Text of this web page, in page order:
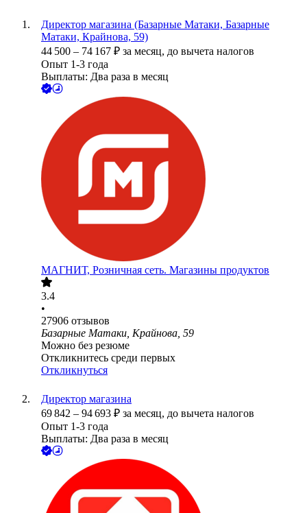
Директор магазина (Базарные Матаки, Базарные
Матаки, Крайнова, 59)
44 500 – 74 167 ₽ за месяц, до вычета налогов
Опыт 1-3 года
Выплаты: Два раза в месяц
МАГНИТ, Розничная сеть. Магазины продуктов
3.4
•
27906 отзывов
Базарные Матаки, Крайнова, 59
Можно без резюме
Откликнитесь среди первых
Откликнуться
Директор магазина
69 842 – 94 693 ₽ за месяц, до вычета налогов
Опыт 1-3 года
Выплаты: Два раза в месяц